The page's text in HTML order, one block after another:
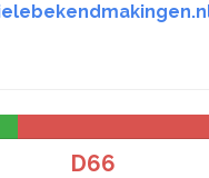
D66